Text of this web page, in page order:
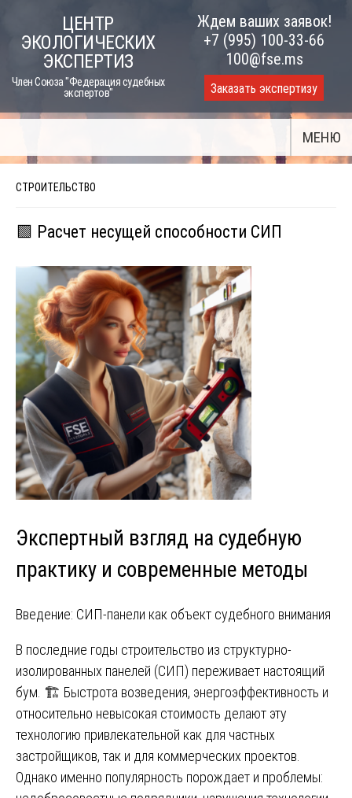
content
ЦЕНТР
ЭКОЛОГИЧЕСКИХ
ЭКСПЕРТИЗ
Член Союза "Федерация судебных
экспертов"
Ждем ваших заявок!
+7 (995) 100-33-66
100@fse.ms
Заказать экспертизу
МЕНЮ
СТРОИТЕЛЬСТВО
🟩 Расчет несущей способности СИП
Экспертный взгляд на судебную
практику и современные методы
Введение: СИП-панели как объект судебного внимания
В последние годы строительство из структурно-
изолированных панелей (СИП) переживает настоящий
бум. 🏗️ Быстрота возведения, энергоэффективность и
относительно невысокая стоимость делают эту
технологию привлекательной как для частных
застройщиков, так и для коммерческих проектов.
Однако именно популярность порождает и проблемы: